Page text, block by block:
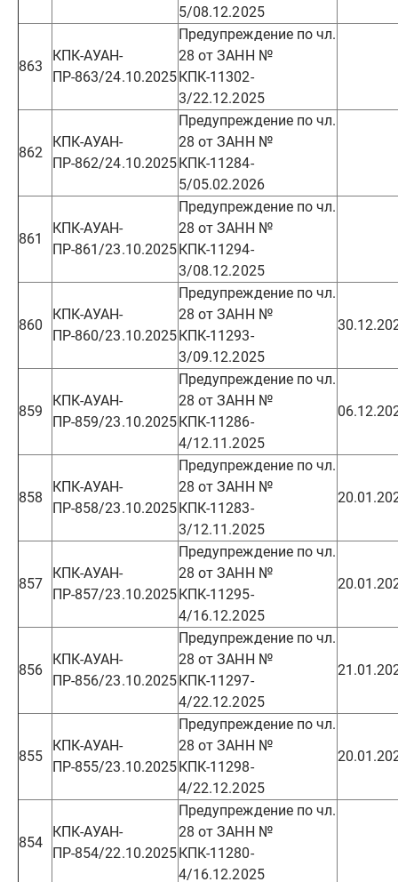
5/08.12.2025
863
КПК-АУАН-
ПР-863/24.10.2025
Предупреждение по чл.
28 от ЗАНН №
КПК-11302-
3/22.12.2025
862
КПК-АУАН-
ПР-862/24.10.2025
Предупреждение по чл.
28 от ЗАНН №
КПК-11284-
5/05.02.2026
861
КПК-АУАН-
ПР-861/23.10.2025
Предупреждение по чл.
28 от ЗАНН №
КПК-11294-
3/08.12.2025
860
КПК-АУАН-
ПР-860/23.10.2025
Предупреждение по чл.
28 от ЗАНН №
КПК-11293-
3/09.12.2025
859
КПК-АУАН-
ПР-859/23.10.2025
Предупреждение по чл.
28 от ЗАНН №
КПК-11286-
4/12.11.2025
858
КПК-АУАН-
ПР-858/23.10.2025
Предупреждение по чл.
28 от ЗАНН №
КПК-11283-
3/12.11.2025
857
КПК-АУАН-
ПР-857/23.10.2025
Предупреждение по чл.
28 от ЗАНН №
КПК-11295-
4/16.12.2025
856
КПК-АУАН-
ПР-856/23.10.2025
Предупреждение по чл.
28 от ЗАНН №
КПК-11297-
4/22.12.2025
855
КПК-АУАН-
ПР-855/23.10.2025
Предупреждение по чл.
28 от ЗАНН №
КПК-11298-
4/22.12.2025
854
КПК-АУАН-
ПР-854/22.10.2025
Предупреждение по чл.
28 от ЗАНН №
КПК-11280-
4/16.12.2025